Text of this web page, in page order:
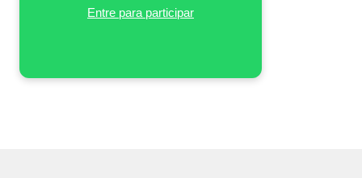
Entre para participar